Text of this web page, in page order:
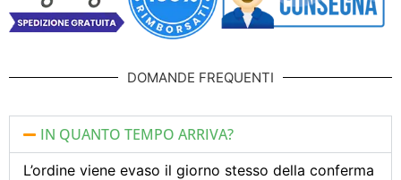
DOMANDE FREQUENTI
IN QUANTO TEMPO ARRIVA?
L’ordine viene evaso il giorno stesso della conferma